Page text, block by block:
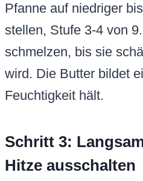
Pfanne auf niedriger
stellen, Stufe 3-4 von
schmelzen, bis sie
wird. Die Butter bildet
Feuchtigkeit hält.
Schritt 3:
Hitze ausschalten